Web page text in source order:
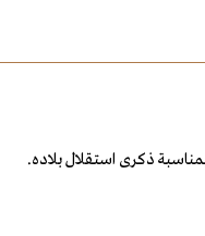
ذكرى استقلال بلاده.